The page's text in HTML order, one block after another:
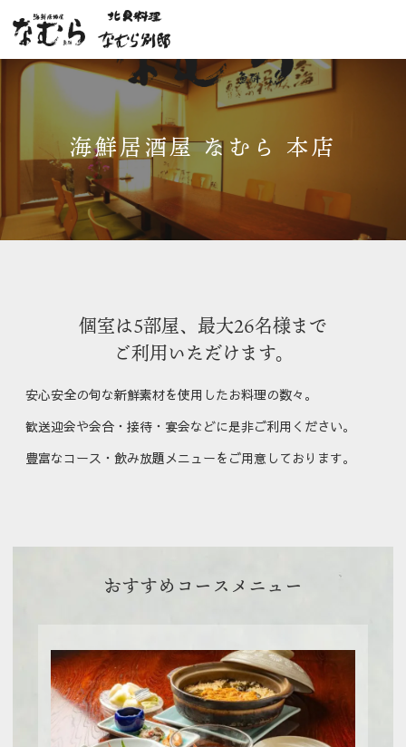
海鮮居酒屋 なむら 本店
個室は5部屋、 最大26名様まで
ご利用いただけます。
安心安全の旬な新鮮素材を使用したお料理の数々。
歓送迎会や会合・接待・宴会などに是非ご利用ください。
豊富なコース・飲み放題メニューをご用意しております。
おすすめ コースメニュー